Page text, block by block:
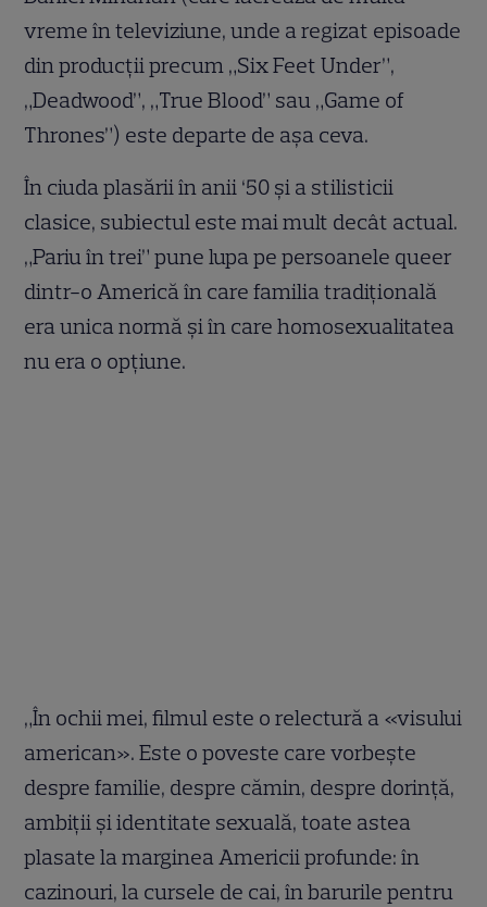
vreme în televiziune, unde a regizat episoade
din producții precum „Six Feet Under”,
„Deadwood”, „True Blood” sau „Game of
Thrones”) este departe de așa ceva.
În ciuda plasării în anii ‘50 și a stilisticii
clasice, subiectul este mai mult decât actual.
„Pariu în trei” pune lupa pe persoanele queer
dintr-o Americă în care familia tradițională
era unica normă și în care homosexualitatea
nu era o opțiune.
„În ochii mei, filmul este o relectură a «visului
american». Este o poveste care vorbește
despre familie, despre cămin, despre dorință,
ambiții și identitate sexuală, toate astea
plasate la marginea Americii profunde: în
cazinouri, la cursele de cai, în barurile pentru